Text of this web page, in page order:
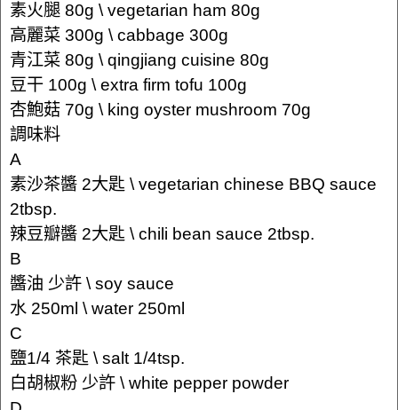
素火腿 80g \ vegetarian ham 80g
高麗菜 300g \ cabbage 300g
青江菜 80g \ qingjiang cuisine 80g
豆干 100g \ extra firm tofu 100g
杏鮑菇 70g \ king oyster mushroom 70g
調味料
A
素沙茶醬 2大匙 \ vegetarian chinese BBQ sauce
2tbsp.
辣豆瓣醬 2大匙 \ chili bean sauce 2tbsp.
B
醬油 少許 \ soy sauce
水 250ml \ water 250ml
C
鹽1/4 茶匙 \ salt 1/4tsp.
白胡椒粉 少許 \ white pepper powder